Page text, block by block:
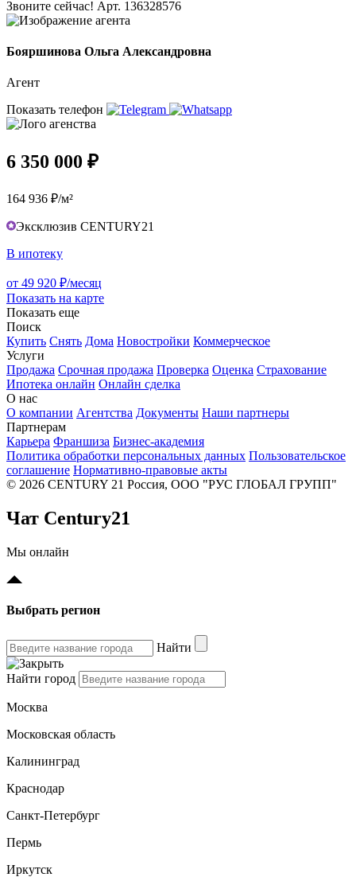
Звоните сейчас! Арт. 136328576
Бояршинова Ольга Александровна
Агент
Показать телефон
6 350 000 ₽
164 936 ₽/м²
Эксклюзив CENTURY21
В ипотеку
от 49 920 ₽/месяц
Показать на карте
Показать еще
Поиск
Купить Снять Дома Новостройки Коммерческое
Услуги
Продажа Срочная продажа Проверка Оценка Страхование
Ипотека онлайн Онлайн сделка
О нас
О компании Агентства Документы Наши партнеры
Партнерам
Карьера Франшиза Бизнес-академия
Политика обработки персональных данных Пользовательское
соглашение Нормативно-правовые акты
© 2026 CENTURY 21 Россия, ООО "РУС ГЛОБАЛ ГРУПП"
Чат Century21
Мы онлайн
Выбрать регион
Найти
Найти город
Москва
Московская область
Калининград
Краснодар
Санкт-Петербург
Пермь
Иркутск